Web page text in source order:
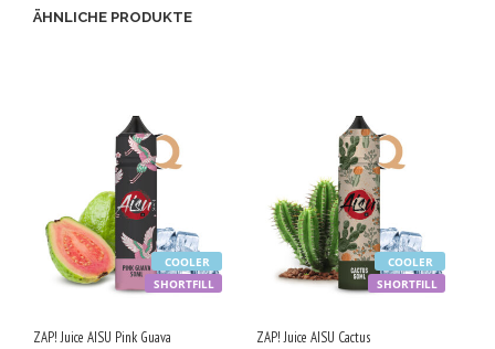
ÄHNLICHE PRODUKTE
SHORTFILL
COOLER
ZAP! Juice AISU Pink Guava
SHORTFILL
COOLER
ZAP! Juice AISU Cactus